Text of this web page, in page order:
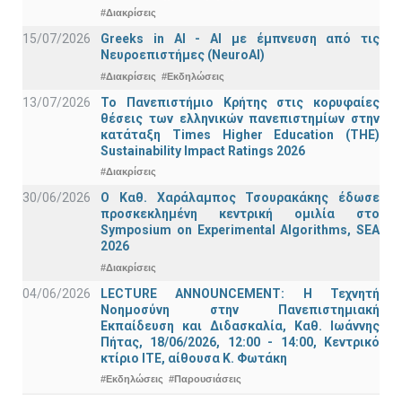
#Διακρίσεις
15/07/2026
Greeks in AI - ΑΙ με έμπνευση από τις
Νευροεπιστήμες (NeuroAI)
#Διακρίσεις #Εκδηλώσεις
13/07/2026
Το Πανεπιστήμιο Κρήτης στις κορυφαίες
θέσεις των ελληνικών πανεπιστημίων στην
κατάταξη Times Higher Education (ΤΗΕ)
Sustainability Impact Ratings 2026
#Διακρίσεις
30/06/2026
Ο Καθ. Χαράλαμπος Τσουρακάκης έδωσε
προσκεκλημένη κεντρική ομιλία στο
Symposium on Experimental Algorithms, SEA
2026
#Διακρίσεις
04/06/2026
LECTURE ANNOUNCEMENT: Η Τεχνητή
Νοημοσύνη στην Πανεπιστημιακή
Εκπαίδευση και Διδασκαλία, Καθ. Ιωάννης
Πήτας, 18/06/2026, 12:00 - 14:00, Κεντρικό
κτίριο ΙΤΕ, αίθουσα Κ. Φωτάκη
#Εκδηλώσεις #Παρουσιάσεις